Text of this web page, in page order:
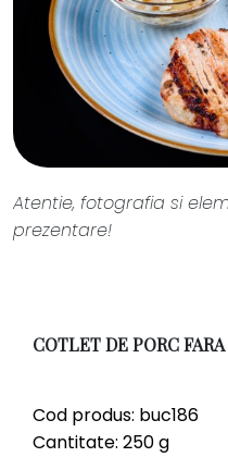
Atentie, fotografia si
prezentare!
COTLET DE PORC
Cod produs: buc186
Cantitate: 250 g